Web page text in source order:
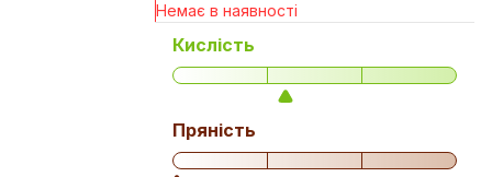
Немає в наявності
Кислість
Пряність